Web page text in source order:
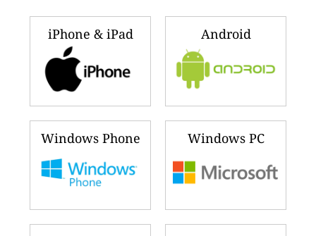
iPhone & iPad Android
Windows Phone Windows PC